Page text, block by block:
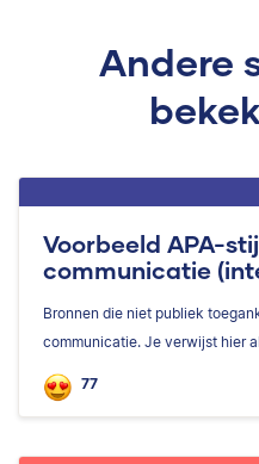
Andere
Voorbeeld APA-
communicatie
Bronnen die niet publiek
communicatie. Je verwijst hier
77